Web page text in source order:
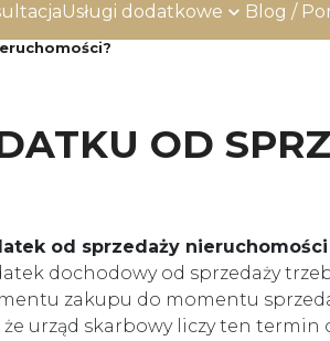
Usługi dodatkowe Blog /
OD
od sprzedaży
dochodowy od sprzedaży
zakupu do momentu
że urząd skarbowy liczy ten